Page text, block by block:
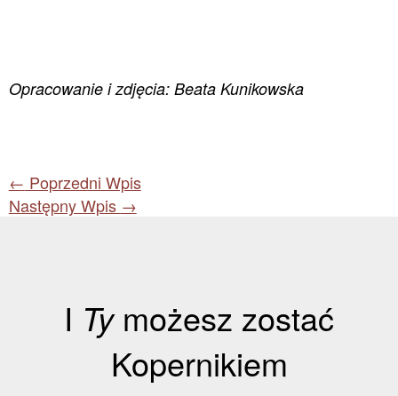
Opracowanie i zdjęcia: Beata Kunikowska
← Poprzedni Wpis
Następny Wpis →
I Tymożesz zostać
Kopernikiem